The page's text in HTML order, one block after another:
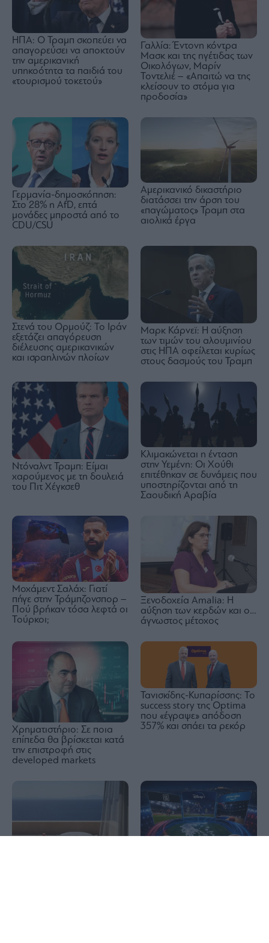
ΗΠΑ: Ο Τραμπ σκοπεύει να
απαγορεύσει να αποκτούν
την αμερικανική
υπηκοότητα τα παιδιά του
«τουρισμού τοκετού»
Γαλλία: Έντονη κόντρα
Μασκ και της ηγέτιδας των
Οικολόγων, Μαρίν
Τοντελιέ – «Απαιτώ να της
κλείσουν το στόμα για
προδοσία»
Γερμανία-δημοσκόπηση:
Στο 28% η AfD, επτά
μονάδες μπροστά από το
CDU/CSU
Αμερικανικό δικαστήριο
διατάσσει την άρση του
«παγώματος» Τραμπ στα
αιολικά έργα
Στενά του Ορμούζ: Το Ιράν
εξετάζει απαγόρευση
διέλευσης αμερικανικών
και ισραηλινών πλοίων
Μαρκ Κάρνεϊ: Η αύξηση
των τιμών του αλουμινίου
στις ΗΠΑ οφείλεται κυρίως
στους δασμούς του Τραμπ
Ντόναλντ Τραμπ: Είμαι
χαρούμενος με τη δουλειά
του Πιτ Χέγκσεθ
Κλιμακώνεται η ένταση
στην Υεμένη: Οι Χούθι
επιτέθηκαν σε δυνάμεις που
υποστηρίζονται από τη
Σαουδική Αραβία
Μοχάμεντ Σαλάχ: Γιατί
πήγε στην Τράμπζονσπορ –
Πού βρήκαν τόσα λεφτά οι
Τούρκοι;
Ξενοδοχεία Amalia: H
αύξηση των κερδών και ο…
άγνωστος μέτοχος
Χρηματιστήριο: Σε ποια
επίπεδα θα βρίσκεται κατά
την επιστροφή στις
developed markets
Τανισκίδης-Κυπαρίσσης: Το
success story της Optima
που «έγραψε» απόδοση
357% και σπάει τα ρεκόρ